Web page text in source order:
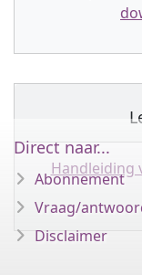
Handleiding
Direct naar...
Abonnement
Vraag/
Disclaimer